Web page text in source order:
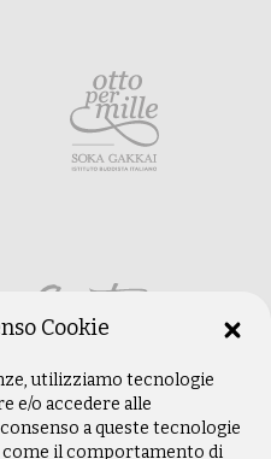
Cookie
utilizziamo tecnologie
e/o accedere alle
a queste tecnologie
il comportamento di